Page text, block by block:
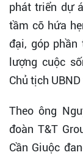
phát triển dự
tầm cỡ hứa
đại, góp phần
lượng cuộc
Chủ tịch
Theo ông
đoàn T&T
Cần Giuộc